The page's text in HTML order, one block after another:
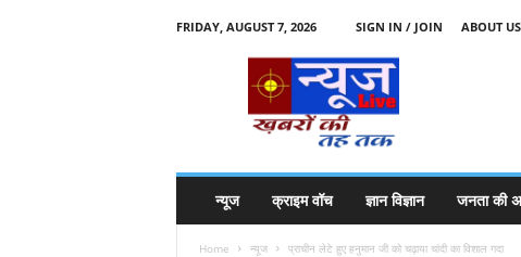
FRIDAY, AUGUST 7, 2026 SIGN IN / JOIN ABOUT US
न्यूज क्राइम वॉच ज्ञान विज्ञान जनता की
Home न्यूज प्राचीन लेटे हुए हनुमान जी को चढ़ाया चांदी का विशाल गदा